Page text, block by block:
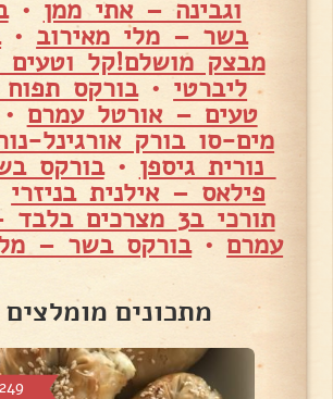
וגבינה – אתי ממן •
בשר – מלי מאירוב •
מבצק מושלם!קל וטעים
ליברטי •בורקס
טעים – אורטל עמרם
מים-סו בורק אורגינל-
נורית גיספן •בורקס
פילאס – אילנית בניזרי
תורכי ב3 מצרכים
עמרם •בורקס בשר –
מתכונים מומלצים
2,249